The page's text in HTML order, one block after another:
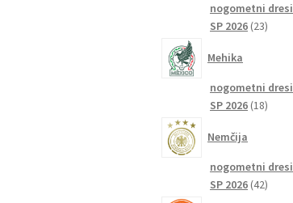
nogometni dresi
SP 2026 2323
Mehika
nogometni dresi
SP 2026 1818
Nemčija
nogometni dresi
SP 2026 4242